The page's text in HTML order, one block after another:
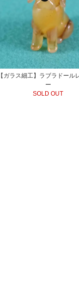
【ガラス細工】ラブラドール
ー
SOLD OUT